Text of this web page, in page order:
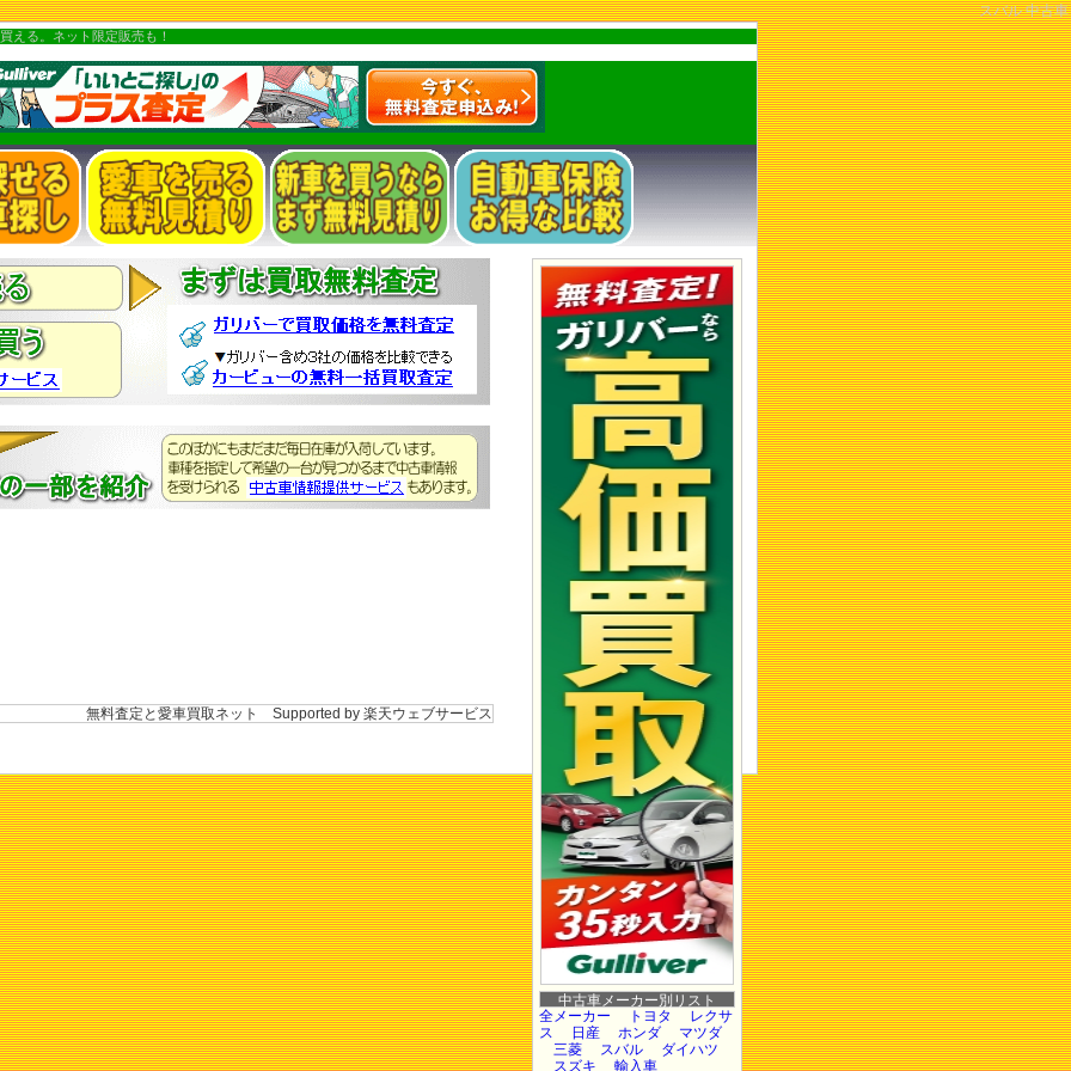
スバル 中古車
える。ネット限定販売も！
中古車メーカー別リスト
全メーカー
トヨタ
レクサ
ス
日産 ホンダ
マツダ
三菱
スバル
ダイハツ
スズキ
輸入車
無料査定と愛車買取ネット Supported by 楽天ウェブサービス